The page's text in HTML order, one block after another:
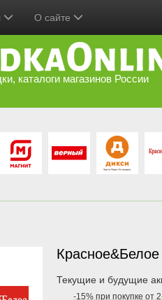
О сайте
каталоги магазинов России
Текущие и будущие
-15% при покупке от